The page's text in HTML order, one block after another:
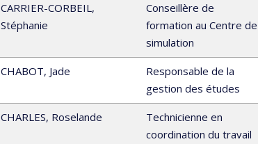
CARRIER-CORBEIL,
Stéphanie
Conseillère de
formation au Centre de
simulation
CHABOT, Jade
Responsable de la
gestion des études
CHARLES, Roselande
Technicienne en
coordination du travail